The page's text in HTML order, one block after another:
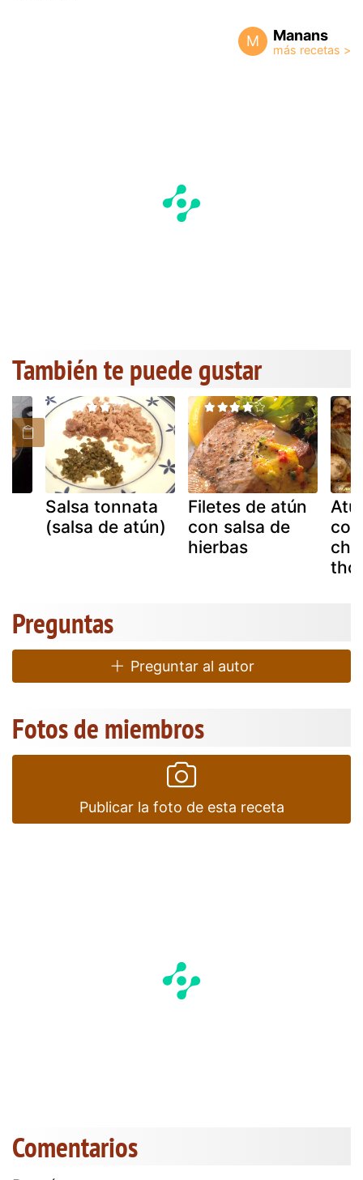
M Manans
También te puede gustar
Salsa tonnata
(salsa de atún)
Filetes de atún
con salsa de
hierbas
Preguntas
Preguntar al autor
Fotos de miembros
Publicar la foto de esta receta
Comentarios